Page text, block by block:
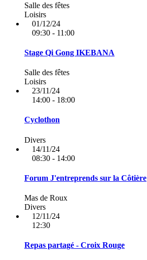
Salle des fêtes
Loisirs
01/12/24
09:30 - 11:00
Stage Qi Gong IKEBANA
Salle des fêtes
Loisirs
23/11/24
14:00 - 18:00
Cyclothon
Divers
14/11/24
08:30 - 14:00
Forum J'entreprends sur la Côtière
Mas de Roux
Divers
12/11/24
12:30
Repas partagé - Croix Rouge